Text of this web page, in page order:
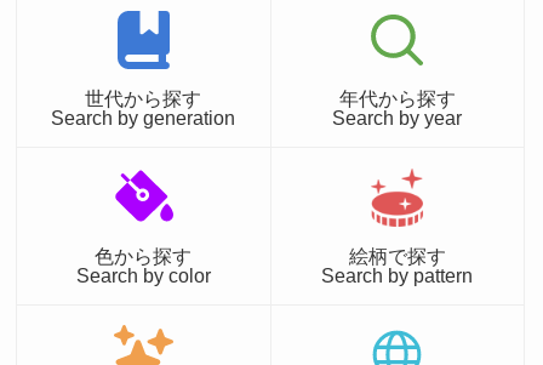
世代から探す
Search by generation
年代から探す
Search by year
色から探す
Search by color
絵柄で探す
Search by pattern